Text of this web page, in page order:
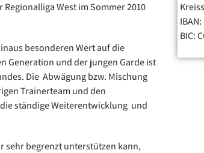
West im Sommer 2010
besonderen Wert auf die
Generation und der jungen Garde ist
Die Abwägung bzw. Mischung
Trainerteam und den
ständige Weiterentwicklung und
sehr begrenzt unterstützen kann,
BIC: